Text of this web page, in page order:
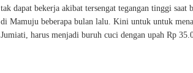
tak dapat bekerja akibat tersengat tegangan tinggi saat
di Mamuju beberapa bulan lalu. Kini untuk untuk
Jumiati, harus menjadi buruh cuci dengan upah Rp